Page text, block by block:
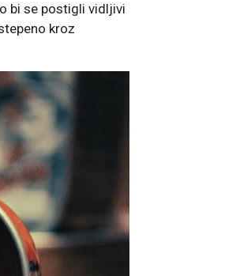
bi se postigli vidljivi
kroz